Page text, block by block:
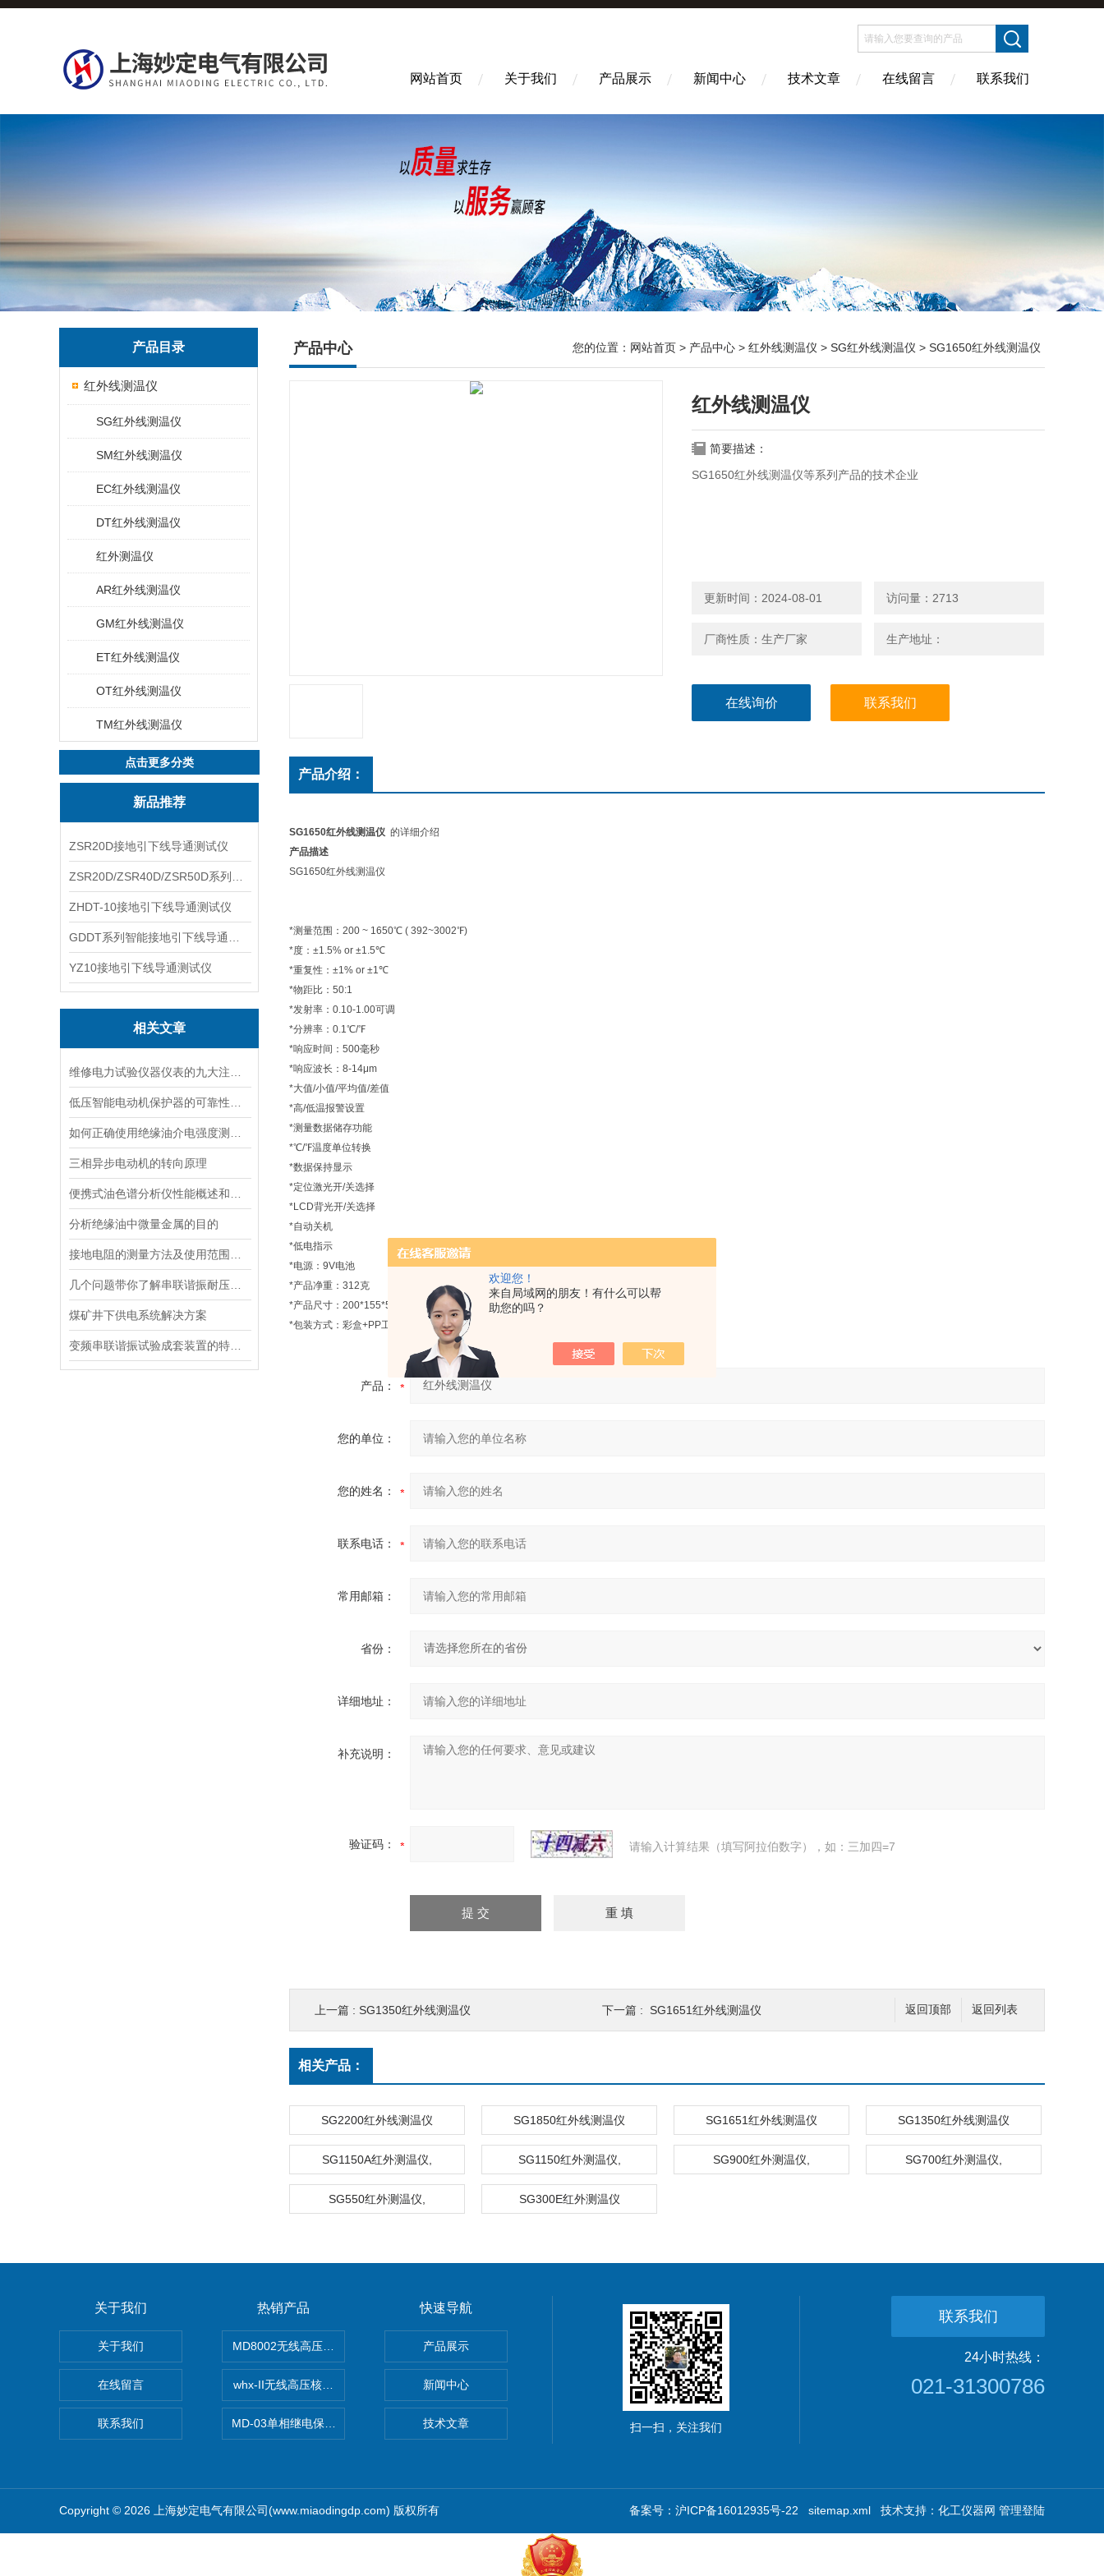
欢迎您！
来自局域网的朋友！有什么可以帮
助您的吗？
网站首页 关于我们 产品展示 新闻中心 技术文章 在线留言 联系我们
产品目录
红外线测温仪
SG红外线测温仪
SM红外线测温仪
EC红外线测温仪
DT红外线测温仪
红外测温仪
AR红外线测温仪
GM红外线测温仪
ET红外线测温仪
OT红外线测温仪
TM红外线测温仪
点击更多分类
新品推荐
ZSR20D接地引下线导通测试仪
ZHDT-10接地引下线导通测试仪
YZ10接地引下线导通测试仪
相关文章
三相异步电动机的转向原理
分析绝缘油中微量金属的目的
煤矿井下供电系统解决方案
产品中心 您的位置： 网站首页 > 产品中心 > 红外线测温仪 > SG红外线测温仪 > SG1650红外线测温仪
红外线测温仪
简要描述：
SG1650红外线测温仪等系列产品的技术企业
更新时间：2024-08-01 访问量：2713
厂商性质：生产厂家 生产地址：
在线询价 联系我们
产品介绍：
SG1650红外线测温仪 的详细介绍
产品描述
SG1650红外线测温仪
*测量范围：200 ~ 1650℃ ( 392~3002℉)
*度：±1.5% or ±1.5℃
*重复性：±1% or ±1℃
*物距比：50:1
*发射率：0.10-1.00可调
*分辨率：0.1℃/℉
*响应时间：500毫秒
*响应波长：8-14μm
*大值/小值/平均值/差值
*高/低温报警设置
*测量数据储存功能
*℃/℉温度单位转换
*数据保持显示
*定位激光开/关选择
*LCD背光开/关选择
*自动关机
*低电指示
*电源：9V电池
*产品净重：312克
*产品尺寸：200*155*59毫米
*包装方式：彩盒+PP工具盒
产品：
您的单位：
您的姓名：
联系电话：
常用邮箱：
省份：
详细地址：
补充说明：
验证码： 请输入计算结果（填写阿拉伯数字），如：三加四=7
返回列表
返回顶部
上一篇 : SG1350红外线测温仪 下一篇 : SG1651红外线测温仪
相关产品：
SG2200红外线测温仪 SG1850红外线测温仪 SG1651红外线测温仪 SG1350红外线测温仪
SG1150A红外测温仪, SG1150红外测温仪, SG900红外测温仪, SG700红外测温仪,
SG550红外测温仪, SG300E红外测温仪
关于我们
关于我们
在线留言
联系我们
热销产品
MD8002无线高压核相仪
whx-II无线高压核相仪
MD-03单相继电保护测试仪价格
快速导航
产品展示
新闻中心
技术文章 扫一扫，关注我们
联系我们
24小时热线：
021-31300786
Copyright © 2026 上海妙定电气有限公司(www.miaodingdp.com) 版权所有 备案号：沪ICP备16012935号-22 sitemap.xml 技术支持： 化工仪器网 管理登陆